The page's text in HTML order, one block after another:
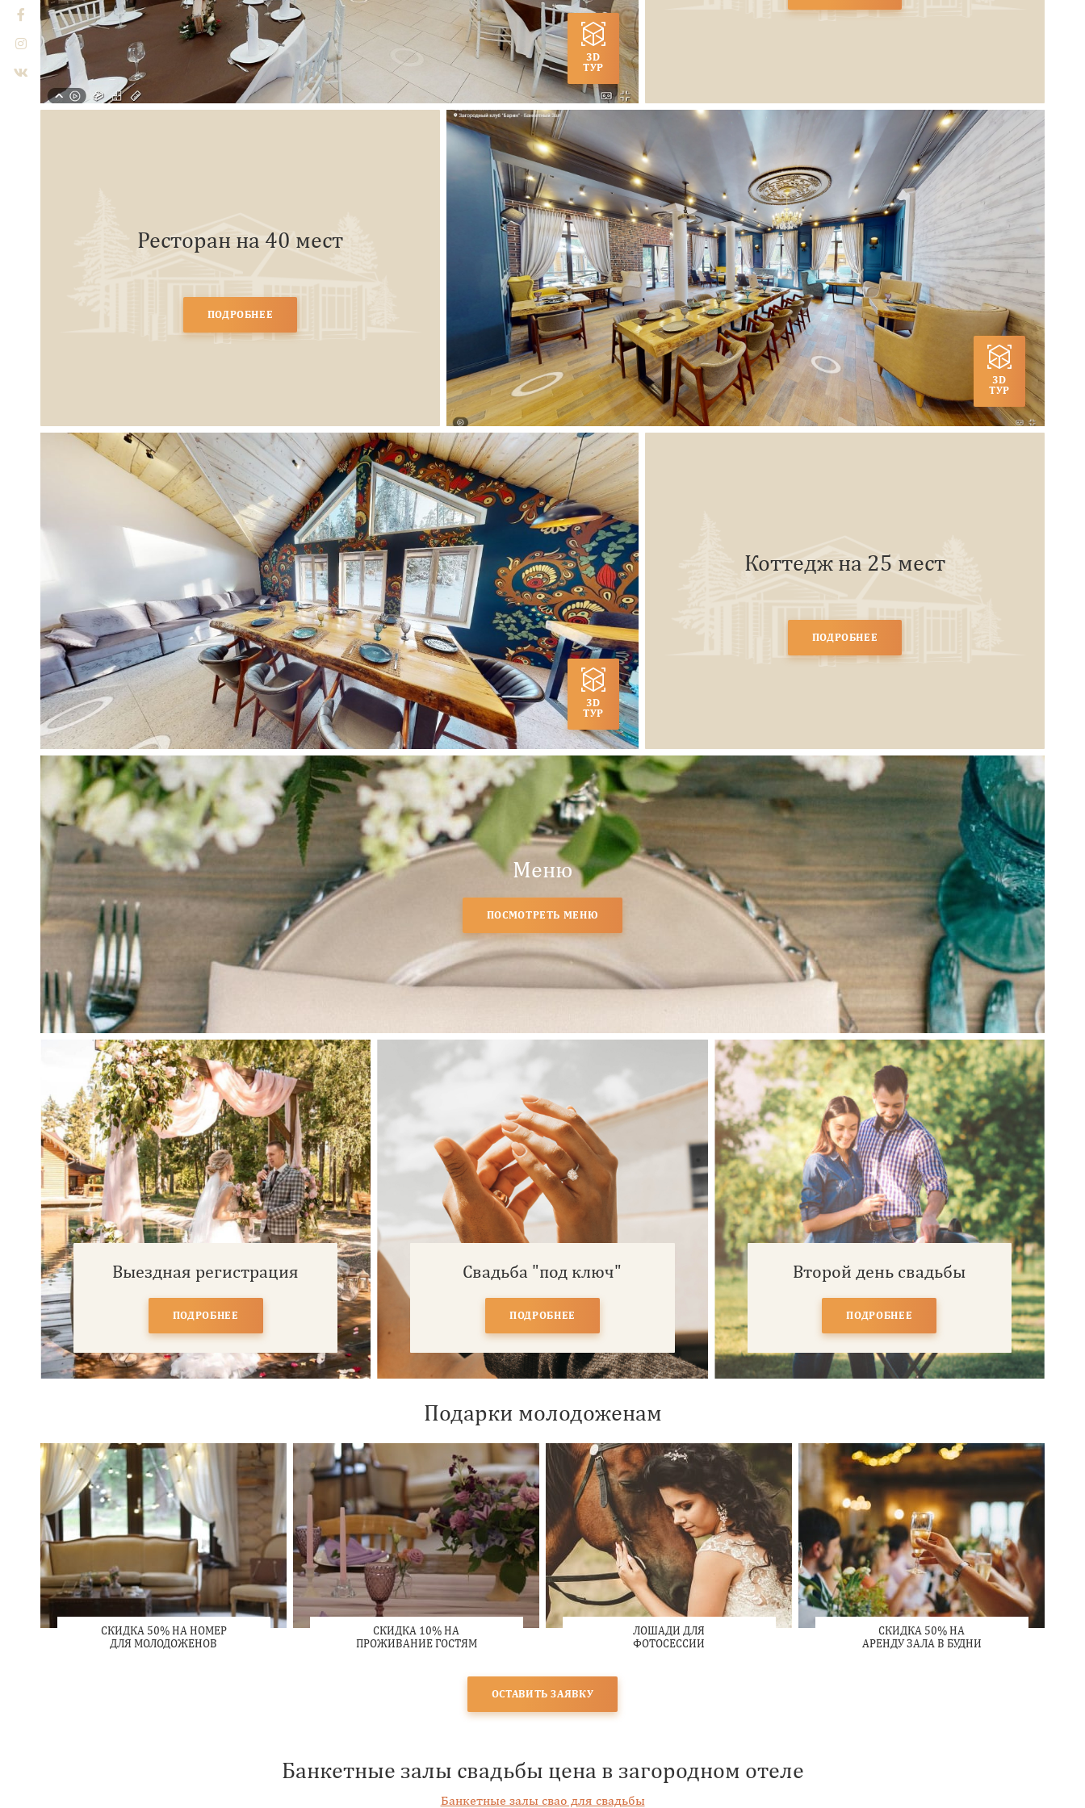
3D
ТУР
3D
ТУР
Ресторан на 40 мест
ПОДРОБНЕЕ
3D
ТУР
Коттедж на 25 мест
ПОДРОБНЕЕ
Меню
ПОСМОТРЕТЬ МЕНЮ
Выездная регистрация
ПОДРОБНЕЕ
Свадьба "под ключ"
ПОДРОБНЕЕ
Второй день свадьбы
ПОДРОБНЕЕ
Подарки молодоженам
СКИДКА 50% НА НОМЕР
ДЛЯ МОЛОДОЖЕНОВ
СКИДКА 10% НА
ПРОЖИВАНИЕ ГОСТЯМ
ЛОШАДИ ДЛЯ
ФОТОСЕССИИ
СКИДКА 50% НА
АРЕНДУ ЗАЛА В БУДНИ
ОСТАВИТЬ ЗАЯВКУ
Банкетные залы свадьбы цена в загородном отеле
Банкетные залы свао для свадьбы